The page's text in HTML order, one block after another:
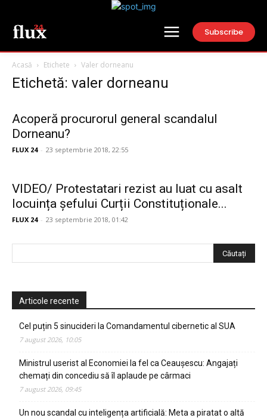
Subscribe
Acasă Etichete Valer dorneanu
Etichetă: valer dorneanu
Acoperă procurorul general scandalul
Dorneanu?
FLUX 24 - 23 septembrie 2018, 22:55
VIDEO/ Protestatari rezist au luat cu asalt
locuința șefului Curții Constituționale...
FLUX 24 - 23 septembrie 2018, 01:42
Articole recente
Cel puțin 5 sinucideri la Comandamentul cibernetic al SUA
7 august 2026, 10:05
Ministrul userist al Economiei la fel ca Ceaușescu: Angajați
chemați din concediu să îl aplaude pe cârmaci
7 august 2026, 09:45
Un nou scandal cu inteligența artificială: Meta a piratat o altă